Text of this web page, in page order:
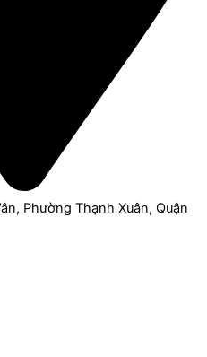
Phường Thạnh Xuân, Quận